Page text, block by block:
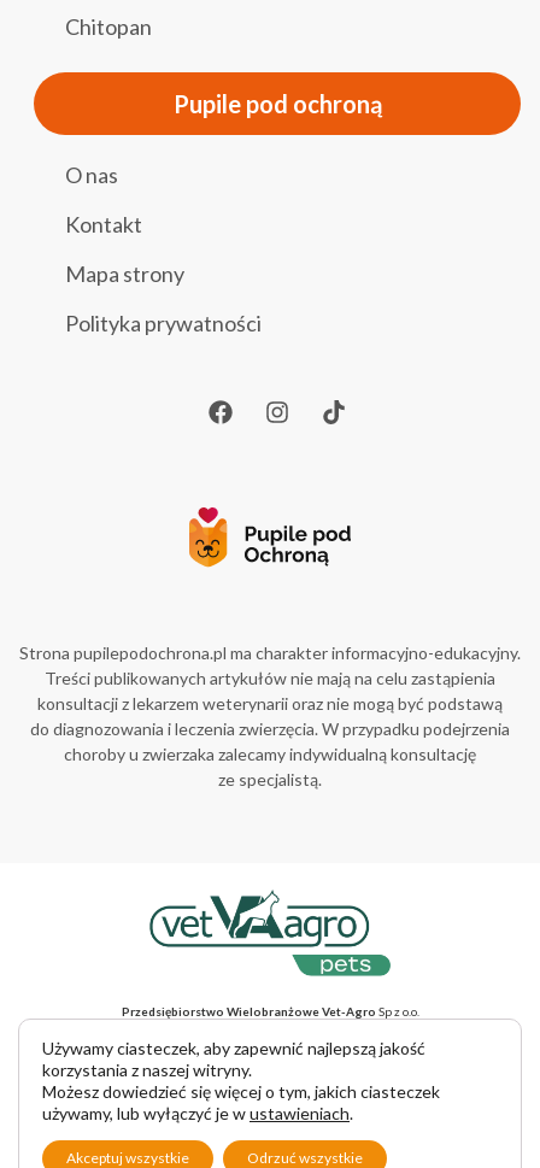
Chitopan
Pupile pod ochroną
O nas
Kontakt
Mapa strony
Polityka prywatności
Strona pupilepodochrona.pl ma charakter informacyjno-edukacyjny.
Treści publikowanych artykułów nie mają na celu zastąpienia
konsultacji z lekarzem weterynarii oraz nie mogą być podstawą
do diagnozowania i leczenia zwierzęcia. W przypadku podejrzenia
choroby u zwierzaka zalecamy indywidualną konsultację
ze specjalistą.
Przedsiębiorstwo Wielobranżowe Vet-Agro Sp z o.o.
Adres do korespondencji: ul. Mełgiewska 18, 20-234 Lublin
tel. +48 81 445 23 00, e-mail vet-agro@vet-agro.pl
www.vet-agro.pl
Copyright © 2025 VET-AGRO Sp. z o. o.
Używamy ciasteczek, aby zapewnić najlepszą jakość
korzystania z naszej witryny.
Możesz dowiedzieć się więcej o tym, jakich ciasteczek
używamy, lub wyłączyć je wustawieniach.
Akceptuj wszystkie Odrzuć wszystkie